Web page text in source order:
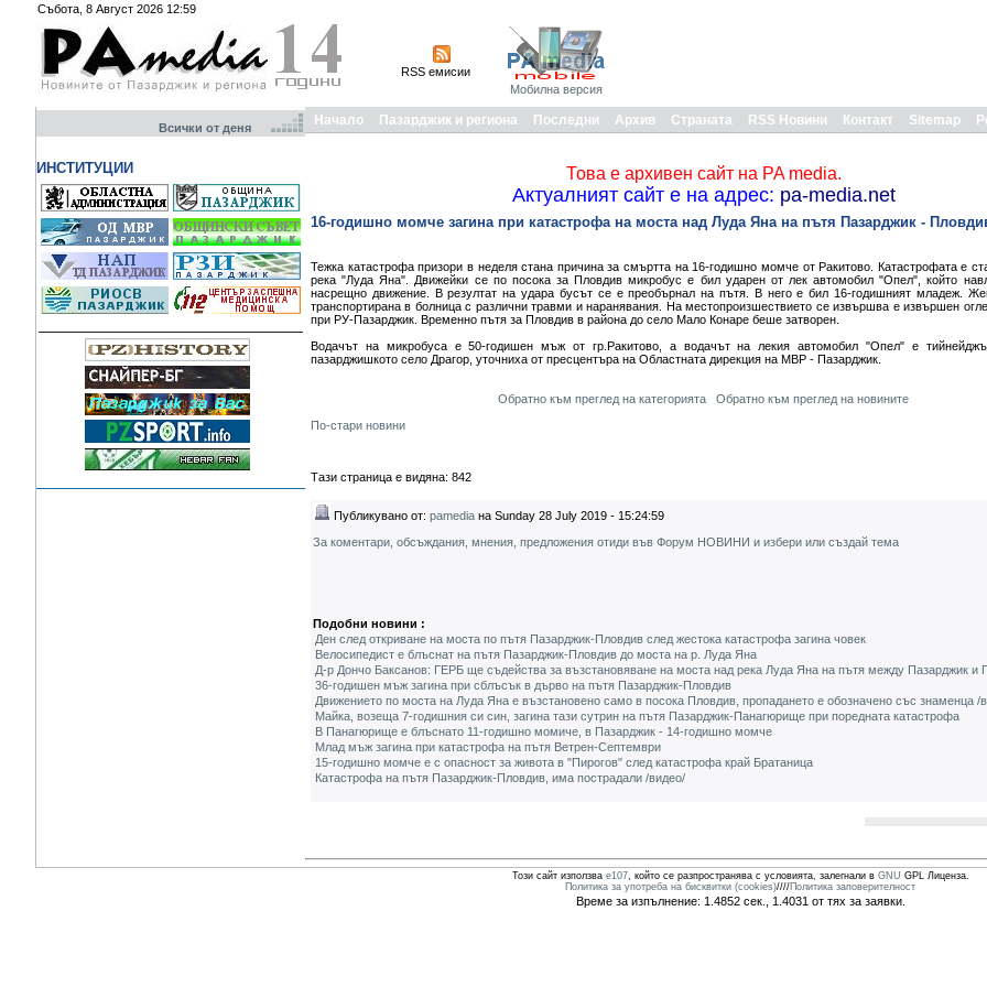
Събота, 8 Август 2026 12:59
RSS емисии
Мобилна версия
Всички от деня
ИНСТИТУЦИИ
Начало Пазарджик и региона Последни Архив Страната RSS Новини Контакт Sitemap
Това е архивен сайт на PA media.
Актуалният сайт е на адрес: pa-media.net
16-годишно момче загина при катастрофа на моста над Луда Яна на пътя Пазарджик -
Тежка катастрофа призори в неделя стана причина за смъртта на 16-годишно момче от Ракитово. Катастрофата е
река "Луда Яна". Движейки се по посока за Пловдив микробус е бил ударен от лек автомобил "Опел", който
насрещно движение. В резултат на удара бусът се е преобърнал на пътя. В него е бил 16-годишният младеж.
транспортирана в болница с различни травми и наранявания. На местопроизшествието се извършва е извършен
при РУ-Пазарджик. Временно пътя за Пловдив в района до село Мало Конаре беше затворен.
Водачът на микробуса е 50-годишен мъж от гр.Ракитово, а водачът на лекия автомобил "Опел" е
пазарджишкото село Драгор, уточниха от пресцентъра на Областната дирекция на МВР - Пазарджик.
Обратно към преглед на категорията
Обратно към преглед на новините
По-стари новини
Тази страница е видяна: 842
Публикувано от: pamedia на Sunday 28 July 2019 - 15:24:59
За коментари, обсъждания, мнения, предложения отиди във Форум НОВИНИ и избери или създай тема
Подобни новини :
Ден след откриване на моста по пътя Пазарджик-Пловдив след жестока катастрофа загина човек
Велосипедист е блъснат на пътя Пазарджик-Пловдив до моста на р. Луда Яна
Д-р Дончо Баксанов: ГЕРБ ще съдейства за възстановяване на моста над река Луда Яна на пътя между Пазарджик и
36-годишен мъж загина при сблъсък в дърво на пътя Пазарджик-Пловдив
Движението по моста на Луда Яна е възстановено само в посока Пловдив, пропадането е обозначено със знаменца /
Майка, возеща 7-годишния си син, загина тази сутрин на пътя Пазарджик-Панагюрище при поредната катастрофа
В Панагюрище е блъснато 11-годишно момиче, в Пазарджик - 14-годишно момче
Млад мъж загина при катастрофа на пътя Ветрен-Септември
15-годишно момче е с опасност за живота в "Пирогов" след катастрофа край Братаница
Катастрофа на пътя Пазарджик-Пловдив, има пострадали /видео/
Този сайт използва e107, който се разпространява с условията, залегнали в GNU GPL Лиценза.
Политика за употреба на бисквитки (cookies)////Политика заповерителност
Време за изпълнение: 1.4852 сек., 1.4031 от тях за заявки.